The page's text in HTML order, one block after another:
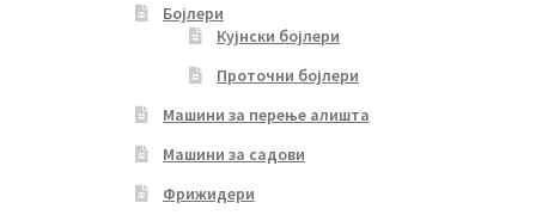
Бојлери
Кујнски бојлери
Проточни бојлери
Машини за перење алишта
Машини за садови
Фрижидери